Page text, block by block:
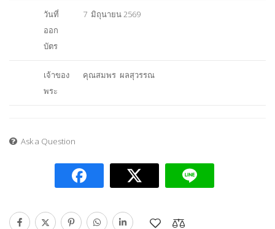
วันที่
ออก
บัตร
7 มิถุนายน 2569
เจ้าของ
พระ
คุณสมพร ผลสุวรรณ
Ask a Question